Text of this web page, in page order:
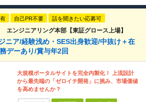
自己PR不要 話を聞きたい応募可
ンジニアリング本部【東証グロース上場】
ニア/経験浅め・SES出身歓迎/中抜け＋在
デーあり/賞与年2回
大規模ポータルサイトを完全内製化！ 上流設計
から最先端の「ゼロイチ開発」に挑み、市場価値
を高めませんか？